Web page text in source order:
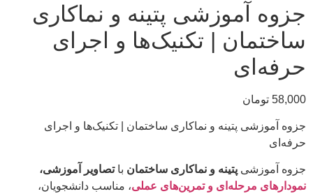
جزوه آموزشی پتینه و نماکاری
ساختمان | تکنیک‌ها و اجرای
حرفه‌ای
58,000 تومان
جزوه آموزشی پتینه و نماکاری ساختمان | تکنیک‌ها و اجرای
حرفه‌ای
جزوه آموزشی پتینه و نماکاری ساختمان باتصاویر آموزشی،
نمودارهای مرحله‌ای و تمرین‌های عملی، مناسب دانشجویان،